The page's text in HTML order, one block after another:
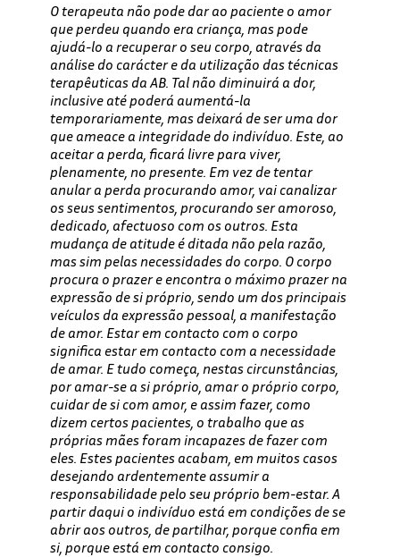
O terapeuta não pode dar ao paciente o amor
que perdeu quando era criança, mas pode
ajudá-lo a recuperar o seu corpo, através da
análise do carácter e da utilização das técnicas
terapêuticas da AB. Tal não diminuirá a dor,
inclusive até poderá aumentá-la
temporariamente, mas deixará de ser uma dor
que ameace a integridade do indivíduo. Este, ao
aceitar a perda, ficará livre para viver,
plenamente, no presente. Em vez de tentar
anular a perda procurando amor, vai canalizar
os seus sentimentos, procurando ser amoroso,
dedicado, afectuoso com os outros. Esta
mudança de atitude é ditada não pela razão,
mas sim pelas necessidades do corpo. O corpo
procura o prazer e encontra o máximo prazer na
expressão de si próprio, sendo um dos principais
veículos da expressão pessoal, a manifestação
de amor. Estar em contacto com o corpo
significa estar em contacto com a necessidade
de amar. E tudo começa, nestas circunstâncias,
por amar-se a si próprio, amar o próprio corpo,
cuidar de si com amor, e assim fazer, como
dizem certos pacientes, o trabalho que as
próprias mães foram incapazes de fazer com
eles. Estes pacientes acabam, em muitos casos
desejando ardentemente assumir a
responsabilidade pelo seu próprio bem-estar. A
partir daqui o indivíduo está em condições de se
abrir aos outros, de partilhar, porque confia em
si, porque está em contacto consigo.